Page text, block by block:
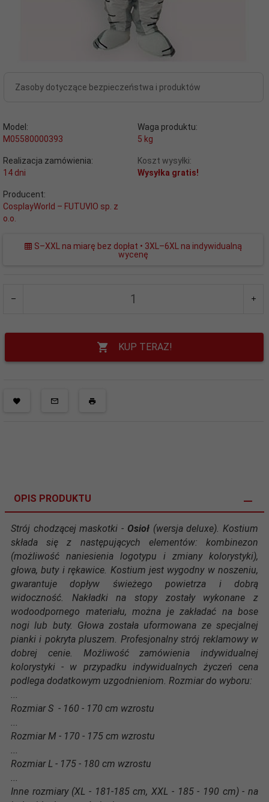
Zasoby dotyczące bezpieczeństwa i produktów
Model:
M05580000393
Waga produktu:
5 kg
Realizacja zamówienia:
14 dni
Koszt wysyłki:
Wysyłka gratis!
Producent:
CosplayWorld – FUTUVIO sp. z
o.o.
S–XXL na miarę bez dopłat • 3XL–6XL na indywidualną
wycenę
KUP TERAZ!
OPIS PRODUKTU
Strój chodzącej maskotki - Osioł (wersja deluxe). Kostium
składa się z następujących elementów: kombinezon
(możliwość naniesienia logotypu i zmiany kolorystyki),
głowa, buty i rękawice. Kostium jest wygodny w noszeniu,
gwarantuje dopływ świeżego powietrza i dobrą
widoczność. Nakładki na stopy zostały wykonane z
wodoodpornego materiału, można je zakładać na bose
nogi lub buty. Głowa została uformowana ze specjalnej
pianki i pokryta pluszem. Profesjonalny strój reklamowy w
dobrej cenie. Możliwość zamówienia indywidualnej
kolorystyki - w przypadku indywidualnych życzeń cena
podlega dodatkowym uzgodnieniom. Rozmiar do wyboru:
...
Rozmiar S - 160 - 170 cm wzrostu
...
Rozmiar M - 170 - 175 cm wzrostu
...
Rozmiar L - 175 - 180 cm wzrostu
...
Inne rozmiary (XL - 181-185 cm, XXL - 185 - 190 cm) - na